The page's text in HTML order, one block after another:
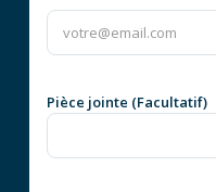
Pièce jointe (Facultatif)